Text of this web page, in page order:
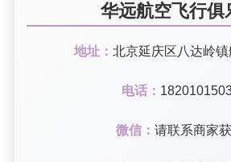
华远航空飞行俱
地址： 北京延庆区八达岭
电话：
微信： 请联系商家